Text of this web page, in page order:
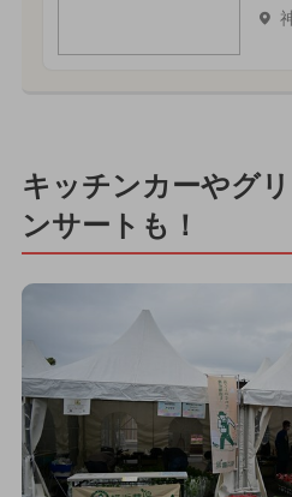
キッチンカーやグ
ンサートも！